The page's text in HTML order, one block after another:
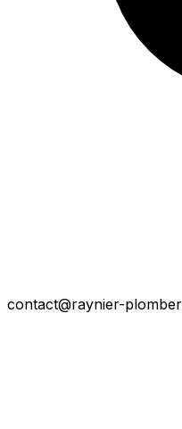
contact@raynier-